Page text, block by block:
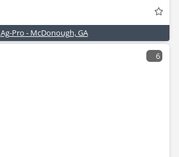
Ag-Pro - McDonough, GA
6